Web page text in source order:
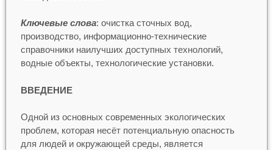
Ключевые слова: очистка сточных вод,
производство, информационно-технические
справочники наилучших доступных технологий,
водные объекты, технологические установки.
ВВЕДЕНИЕ
Одной из основных современных экологических
проблем, которая несёт потенциальную опасность
для людей и окружающей среды, является